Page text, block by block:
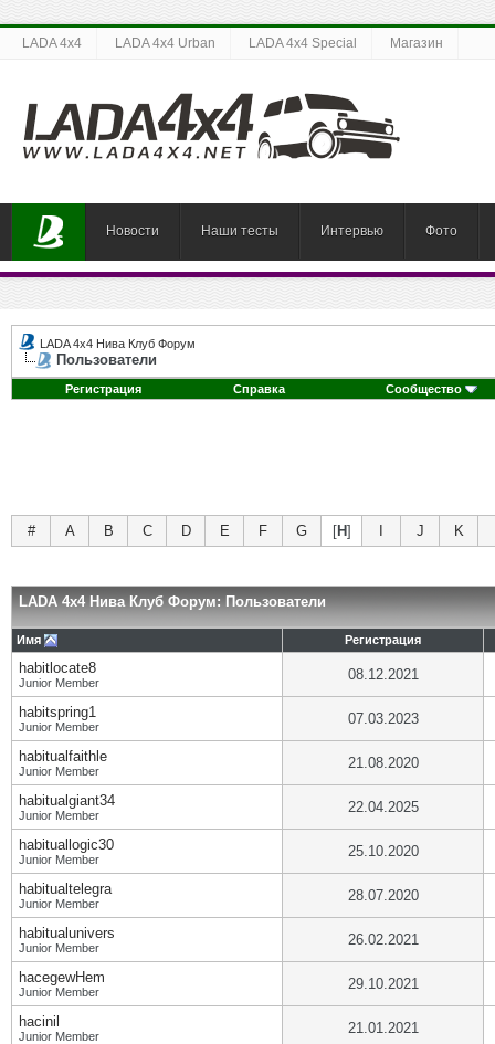
LADA 4x4 LADA 4x4 Urban LADA 4x4 Special Магазин
Новости Наши тесты Интервью Фото
LADA 4x4 Нива Клуб Форум
Пользователи
Регистрация Справка Сообщество
# A B C D E F G [H] J K
LADA 4x4 Нива Клуб Форум: Пользователи
Имя Регистрация
habitlocate8
Junior Member 08.12.2021
habitspring1
Junior Member 07.03.2023
habitualfaithle
Junior Member 21.08.2020
habitualgiant34
Junior Member 22.04.2025
habituallogic30
Junior Member 25.10.2020
habitualtelegra
Junior Member 28.07.2020
habitualunivers
Junior Member 26.02.2021
hacegewHem
Junior Member 29.10.2021
hacinil
Junior Member 21.01.2021